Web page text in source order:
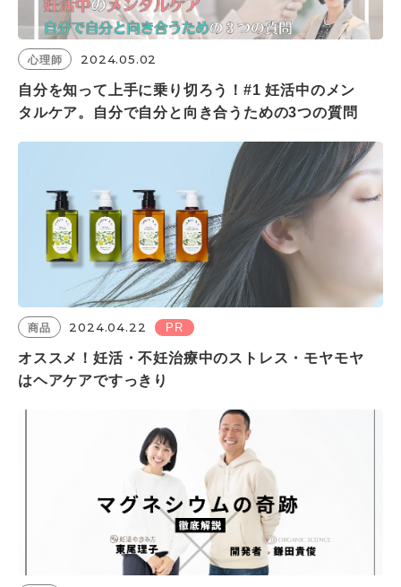
心理師 2024.05.02
自分を知って上手に乗り切ろう！#1 妊活中のメン
タルケア。自分で自分と向き合うための3つの質問
商品 2024.04.22 PR
オススメ！妊活・不妊治療中のストレス・モヤモヤ
はヘアケアですっきり